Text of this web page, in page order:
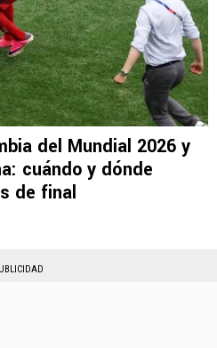
del Mundial 2026 y
cuándo y dónde
de final